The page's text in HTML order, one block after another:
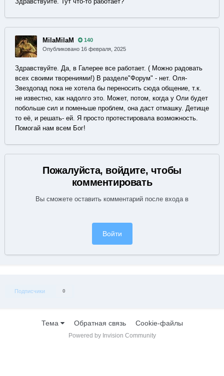
MilaMilaM
140
Опубликовано 16 февраля, 2025
Здравствуйте. Да, в Галерее все работает. ( Можно радовать
всех своими творениями!) В разделе"Форум" - нет. Оля-
Звездопад пока не хотела бы переносить сюда общение, т.к.
не известно, как надолго это. Может, потом, когда у Оли будет
побольше сил и поменьше проблем, она даст отмашку. Детище
то её, и решать- ей. Я просто протестировала возможность.
Помогай нам всем Бог!
Пожалуйста, войдите, чтобы
комментировать
Вы сможете оставить комментарий после входа в
Войти
Подписчики 0
Тема Обратная связь Cookie-файлы
Powered by Invision Community